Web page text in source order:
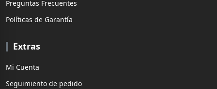
Preguntas Frecuentes
Políticas de Garantía
Extras
Mi Cuenta
Seguimiento de pedido